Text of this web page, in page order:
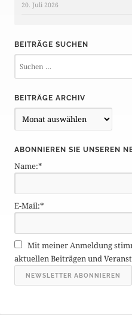
20. Juli 2026
BEITRÄGE SUCHEN
BEITRÄGE ARCHIV
e
t
r
g
e
r
c
h
v
ABONNIEREN SIE UNSEREN
Name:*
E-Mail:*
Mit meiner Anmeldung
aktuellen Beiträgen und